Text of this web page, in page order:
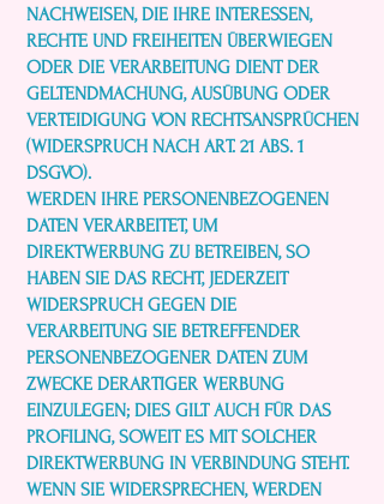
NACHWEISEN, DIE IHRE INTERESSEN,
RECHTE UND FREIHEITEN ÜBERWIEGEN
ODER DIE VERARBEITUNG DIENT DER
GELTENDMACHUNG, AUSÜBUNG ODER
VERTEIDIGUNG VON RECHTSANSPRÜCHEN
(WIDERSPRUCH NACH ART. 21 ABS. 1
DSGVO).
WERDEN IHRE PERSONENBEZOGENEN
DATEN VERARBEITET, UM
DIREKTWERBUNG ZU BETREIBEN, SO
HABEN SIE DAS RECHT, JEDERZEIT
WIDERSPRUCH GEGEN DIE
VERARBEITUNG SIE BETREFFENDER
PERSONENBEZOGENER DATEN ZUM
ZWECKE DERARTIGER WERBUNG
EINZULEGEN; DIES GILT AUCH FÜR DAS
PROFILING, SOWEIT ES MIT SOLCHER
DIREKTWERBUNG IN VERBINDUNG STEHT.
WENN SIE WIDERSPRECHEN, WERDEN